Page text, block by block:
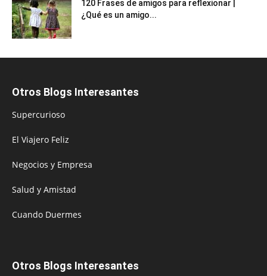
120 Frases de amigos para reflexionar |
¿Qué es un amigo...
Otros Blogs Interesantes
Supercurioso
El Viajero Feliz
Negocios y Empresa
Salud y Amistad
Cuando Duermes
Otros Blogs Interesantes